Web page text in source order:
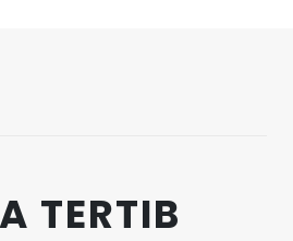
TERTIB